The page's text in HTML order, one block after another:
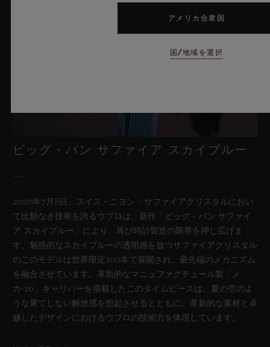
ビッグ・バン サファイア スカイブルー
2026年7月8日、スイス・ニヨン – サファイアクリスタルにおい
て比類なき技術を誇るウブロは、新作「ビッグ・バン サファイ
ア スカイブルー」により、再び時計製造の限界を押し広げま
す。魅惑的なスカイブルーの透明感を放つサファイアクリスタル
のこのモデルは世界限定100本で展開され、最先端のメカニズム
を融合させています。革新的なマニュファクチュール製「メ
カ-10」キャリバーを搭載したこのタイムピースは、夏の空のよ
うな果てしない解放感を想起させるとともに、革新的な素材と卓
越したデザインにおけるウブロの技術力を体現しています。
アメリカ合衆国
国/地域を選択